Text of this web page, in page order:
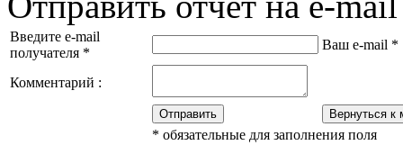
Введите e-mail
получателя *
Ваш e-mail *
Комментарий :
Отправить Вернуться к
* обязательные для заполнения поля